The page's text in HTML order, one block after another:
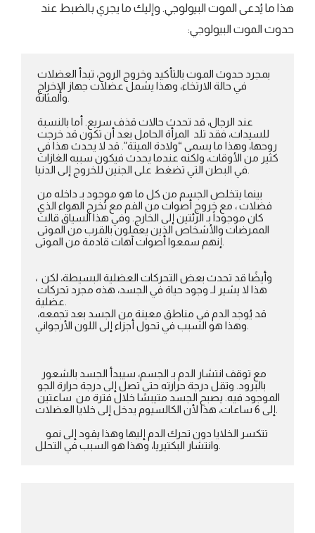
هذا ما يُدعى الموت البيولوجي. وإليك ما يجري بالضبط عند
حدوث الموت البيولوجي:
والمثانة.
في البطن التي تضغط على الجنين للخروج إلى الدنيا.
إنهم سمعوا أصوات آهات قادمة من الموتى.
، وأيضًا قد تحدث بعض التحركات العضلية البسيطة، لكن
عضلية.
وهذا هو السبب في تحول أجزاء إلى اللون الأرجواني.
إلى 6 ساعات، هذا لأن الكالسيوم يدخل إلى خلايا العضلات.